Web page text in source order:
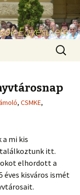
Egyesülete
, CSMKE,
mi kis
találkoztunk itt.
elhordott a
éves kisváros ismét